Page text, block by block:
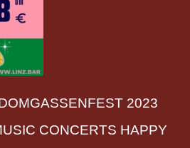
2023
CONCERTS HAPPY